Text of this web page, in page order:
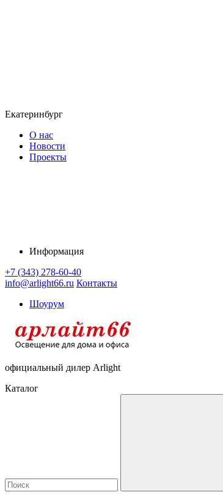
Екатеринбург
О нас
Новости
Проекты
Информация
+7 (343) 278-60-40
info@arlight66.ru Контакты
Шоурум
официальный дилер Arlight
Каталог